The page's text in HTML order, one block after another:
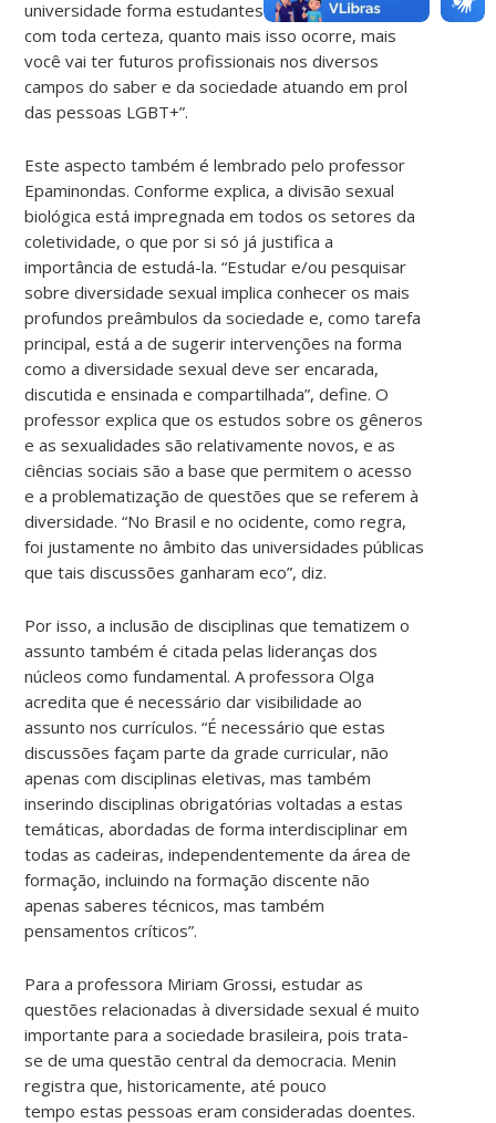
universidade forma estudantes nessa temática e,
com toda certeza, quanto mais isso ocorre, mais
você vai ter futuros profissionais nos diversos
campos do saber e da sociedade atuando em prol
das pessoas LGBT+”.
Este aspecto também é lembrado pelo professor
Epaminondas. Conforme explica, a divisão sexual
biológica está impregnada em todos os setores da
coletividade, o que por si só já justifica a
importância de estudá-la. “Estudar e/ou pesquisar
sobre diversidade sexual implica conhecer os mais
profundos preâmbulos da sociedade e, como tarefa
principal, está a de sugerir intervenções na forma
como a diversidade sexual deve ser encarada,
discutida e ensinada e compartilhada”, define. O
professor explica que os estudos sobre os gêneros
e as sexualidades são relativamente novos, e as
ciências sociais são a base que permitem o acesso
e a problematização de questões que se referem à
diversidade. “No Brasil e no ocidente, como regra,
foi justamente no âmbito das universidades públicas
que tais discussões ganharam eco”, diz.
Por isso, a inclusão de disciplinas que tematizem o
assunto também é citada pelas lideranças dos
núcleos como fundamental. A professora Olga
acredita que é necessário dar visibilidade ao
assunto nos currículos. “É necessário que estas
discussões façam parte da grade curricular, não
apenas com disciplinas eletivas, mas também
inserindo disciplinas obrigatórias voltadas a estas
temáticas, abordadas de forma interdisciplinar em
todas as cadeiras, independentemente da área de
formação, incluindo na formação discente não
apenas saberes técnicos, mas também
pensamentos críticos”.
Para a professora Miriam Grossi, estudar as
questões relacionadas à diversidade sexual é muito
importante para a sociedade brasileira, pois trata-
se de uma questão central da democracia. Menin
registra que, historicamente, até pouco
tempo estas pessoas eram consideradas doentes.